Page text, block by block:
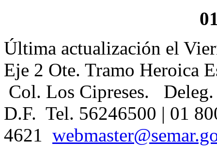
Última actualización el
Eje 2 Ote. Tramo Heroica
Col. Los Cipreses.
D.F. Tel. 56246500 | 01
4621